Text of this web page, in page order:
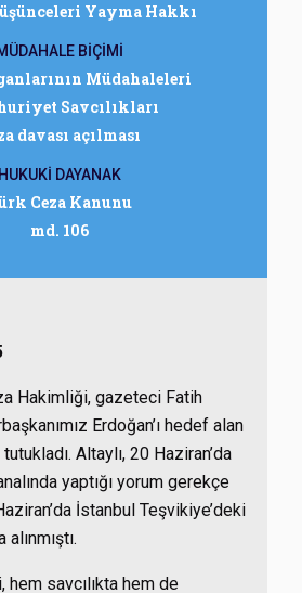
Yayma Hakkı
BİÇİMİ
Müdahaleleri
Savcılıkları
davası açılması
HUKUKİ DAYANAK
Ceza Kanunu
md. 106
Hakimliği, gazeteci Fatih
Erdoğan’ı hedef alan
Altaylı, 20 Haziran’da
yaptığı yorum gerekçe
İstanbul Teşvikiye’deki
hem savcılıkta hem de